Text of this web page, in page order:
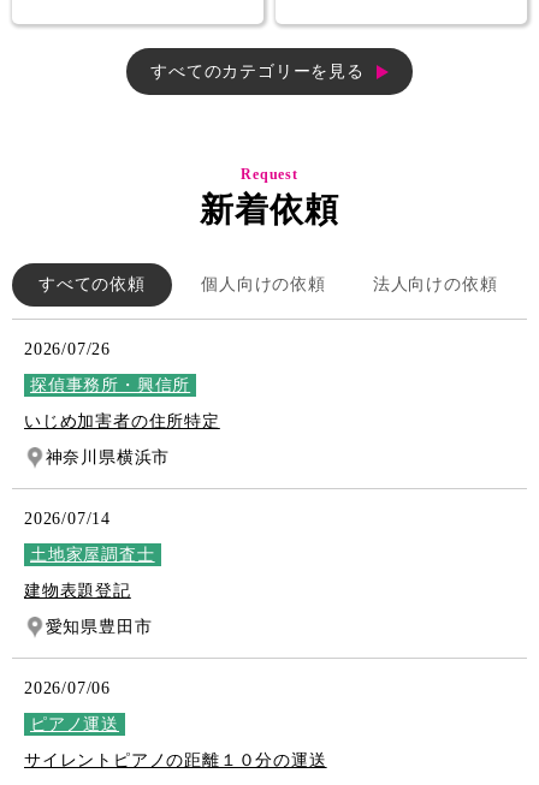
すべてのカテゴリーを見る
Request
新着依頼
すべての依頼 個人向けの依頼 法人向けの依頼
2026/07/26
探偵事務所・興信所
いじめ加害者の住所特定
神奈川県横浜市
2026/07/14
土地家屋調査士
建物表題登記
愛知県豊田市
2026/07/06
ピアノ運送
サイレントピアノの距離１０分の運送